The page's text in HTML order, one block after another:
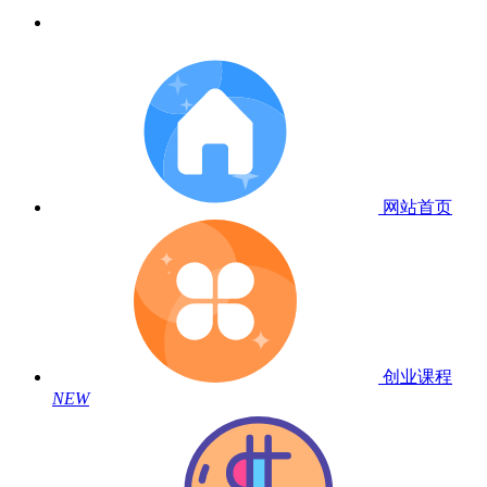
网站首页
创业课程
NEW